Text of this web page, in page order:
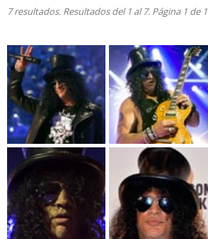
7 resultados. Resultados del 1 al 7. Página 1 de 1